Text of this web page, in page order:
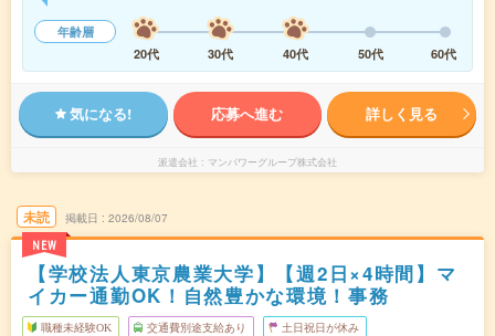
年齢層
20代
30代 40代 50代 60代
気になる! 応募へ進む 詳しく見る
派遣会社 マンパワーグループ株式会社
未読
NEW
掲載日 2026/08/07
【学校法人東京農業大学】【週2日×4時間】マ
イカー通勤OK！自然豊かな環境！事務
職種未経験OK 交通費別途支給あり 土日祝日が休み